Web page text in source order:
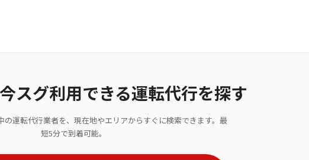
スグ利用できる運転代行を探す
の運転代行業者を、現在地やエリアからすぐに検索できます。最
短5分で到着可能。